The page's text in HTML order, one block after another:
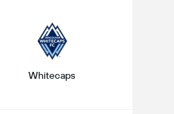
Whitecaps